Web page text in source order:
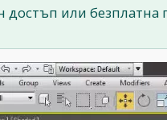
достъп или безплатна